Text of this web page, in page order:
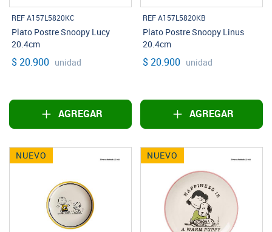
REF A157L5820KC
Plato Postre Snoopy Lucy
20.4cm
$ 20.900 unidad
AGREGAR
REF A157L5820KB
Plato Postre Snoopy Linus
20.4cm
$ 20.900 unidad
AGREGAR
NUEVO NUEVO